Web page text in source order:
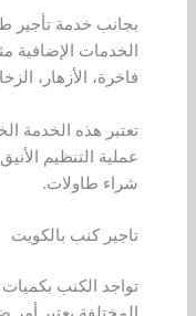
بجانب خدمة تأجير
الخدمات الإضافية
فاخرة، الأزهار،
تعتبر هذه الخدمة
عملية التنظيم
شراء طاولات.
تاجير كنب بالكويت
تواجد الكنب